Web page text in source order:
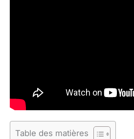
Table des matières